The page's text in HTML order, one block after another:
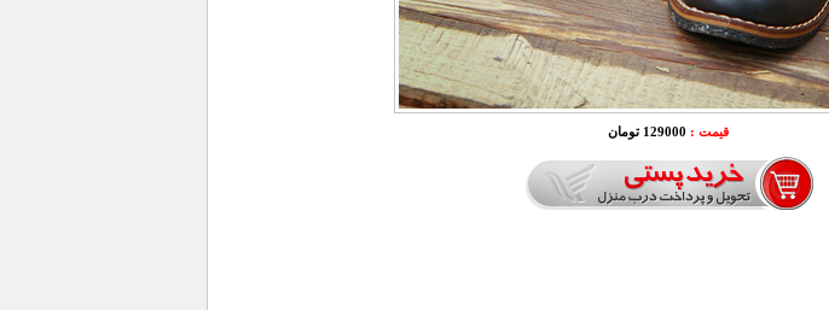
قیمت : 129000 تومان